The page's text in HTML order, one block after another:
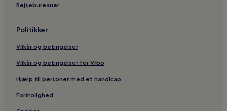
Rejsebureauer
Politikker
Vilkår og betingelser
Vilkår og betingelser for Vrbo
Hjælp til personer med et handicap
Fortrolighed